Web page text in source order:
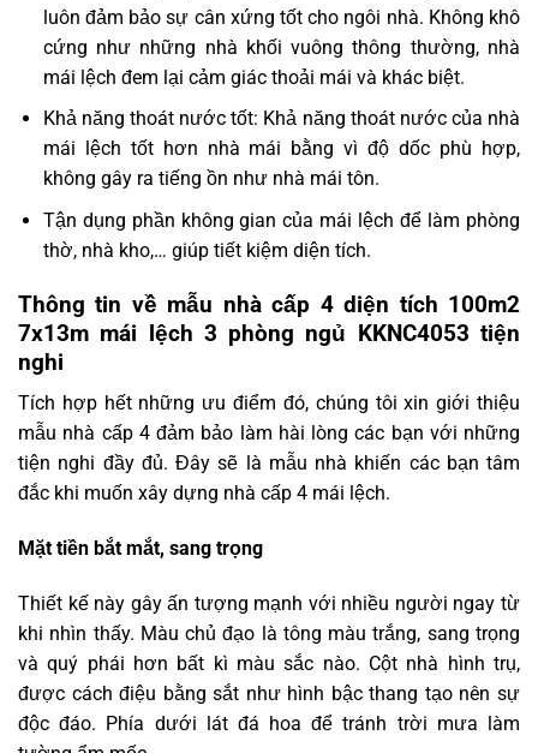
luôn đảm bảo sự cân xứng tốt cho ngôi nhà. Không khô
cứng như những nhà khối vuông thông thường, nhà
mái lệch đem lại cảm giác thoải mái và khác biệt.
Khả năng thoát nước tốt: Khả năng thoát nước của nhà
mái lệch tốt hơn nhà mái bằng vì độ dốc phù hợp,
không gây ra tiếng ồn như nhà mái tôn.
Tận dụng phần không gian của mái lệch để làm phòng
thờ, nhà kho,… giúp tiết kiệm diện tích.
Thông tin về mẫu nhà cấp 4 diện tích 100m2
7x13m mái lệch 3 phòng ngủ KKNC4053 tiện
nghi
Tích hợp hết những ưu điểm đó, chúng tôi xin giới thiệu
mẫu nhà cấp 4 đảm bảo làm hài lòng các bạn với những
tiện nghi đầy đủ. Đây sẽ là mẫu nhà khiến các bạn tâm
đắc khi muốn xây dựng nhà cấp 4 mái lệch.
Mặt tiền bắt mắt, sang trọng
Thiết kế này gây ấn tượng mạnh với nhiều người ngay từ
khi nhìn thấy. Màu chủ đạo là tông màu trắng, sang trọng
và quý phái hơn bất kì màu sắc nào. Cột nhà hình trụ,
được cách điệu bằng sắt như hình bậc thang tạo nên sự
độc đáo. Phía dưới lát đá hoa để tránh trời mưa làm